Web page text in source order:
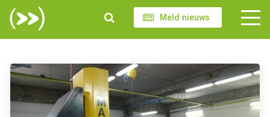
Meld nieuws